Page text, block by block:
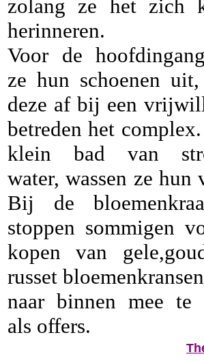
zolang ze het zich
herinneren.
Voor de
ze hun schoenen
deze af bij een
betreden het
klein bad van
water, wassen ze hun
Bij de
stoppen sommigen
kopen van
russet
naar binnen mee te
als offers.